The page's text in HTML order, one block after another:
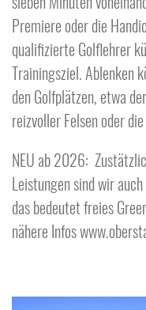
Premiere oder die
qualifizierte Golflehrer
Trainingsziel. Ablenken
den Golfplätzen, etwa
reizvoller Felsen oder
NEU ab 2026:
Leistungen sind wir
das bedeutet freies
nähere Infos